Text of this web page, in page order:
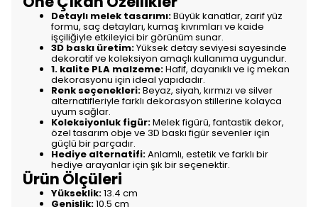
Detaylı melek tasarımı:Büyük kanatlar, zarif yüz
formu, saç detayları, kumaş kıvrımları ve kaide
işçiliğiyle etkileyici bir görünüm sunar.
3D baskı üretim:Yüksek detay seviyesi sayesinde
dekoratif ve koleksiyon amaçlı kullanıma uygundur.
1. kalite PLA malzeme:Hafif, dayanıklı ve iç mekan
dekorasyonu için ideal yapıdadır.
Renk seçenekleri:Beyaz, siyah, kırmızı ve silver
alternatifleriyle farklı dekorasyon stillerine kolayca
uyum sağlar.
Koleksiyonluk figür:Melek figürü, fantastik dekor,
özel tasarım obje ve 3D baskı figür sevenler için
güçlü bir parçadır.
Hediye alternatifi:Anlamlı, estetik ve farklı bir
hediye arayanlar için şık bir seçenektir.
Ürün Ölçüleri
Yükseklik:13.4 cm
Genişlik:10.5 cm